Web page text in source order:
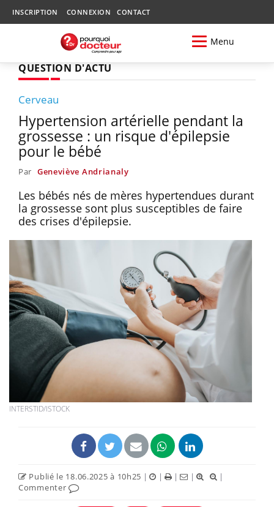
INSCRIPTION CONNEXION CONTACT
Menu
QUESTION D'ACTU
Cerveau
Hypertension artérielle pendant la
grossesse : un risque d'épilepsie
pour le bébé
Par Geneviève Andrianaly
Les bébés nés de mères hypertendues durant
la grossesse sont plus susceptibles de faire
des crises d'épilepsie.
INTERSTID/ISTOCK
Publié le 18.06.2025 à 10h25 | | | |
|
Commenter